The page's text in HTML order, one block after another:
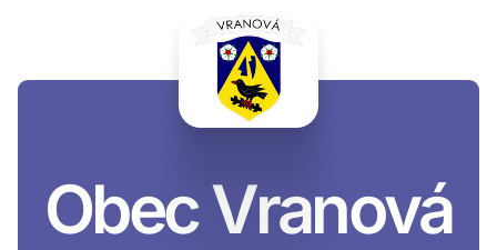
Obec Vranová